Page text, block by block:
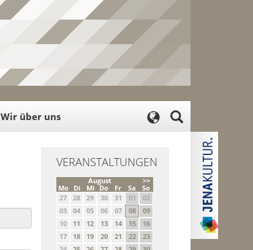
Wir über uns
VERANSTALTUNGEN
>>
August
Mo
Di Mi Do Fr Sa
So
27
28 29 30 31 01
02
03
04 05 06 07 08
09
10
11 12 13 14 15
16
17
18 19 20 21 22
23